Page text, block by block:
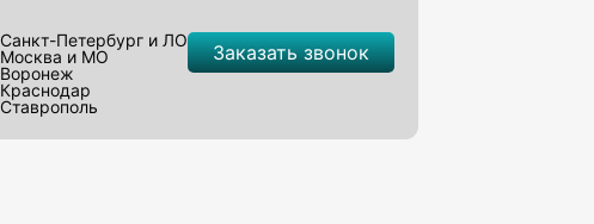
Санкт-Петербург и ЛО
Москва и МО
Воронеж
Краснодар
Ставрополь
Заказать звонок